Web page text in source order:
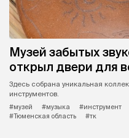
Музей забытых
открыл двери для
Здесь собрана уникальная
инструментов.
#музей
#музыка #инструмент
#Тюменская область
#тк